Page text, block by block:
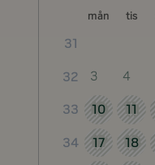
mån tis
31
32 3 4
33 10 11
34 17 18